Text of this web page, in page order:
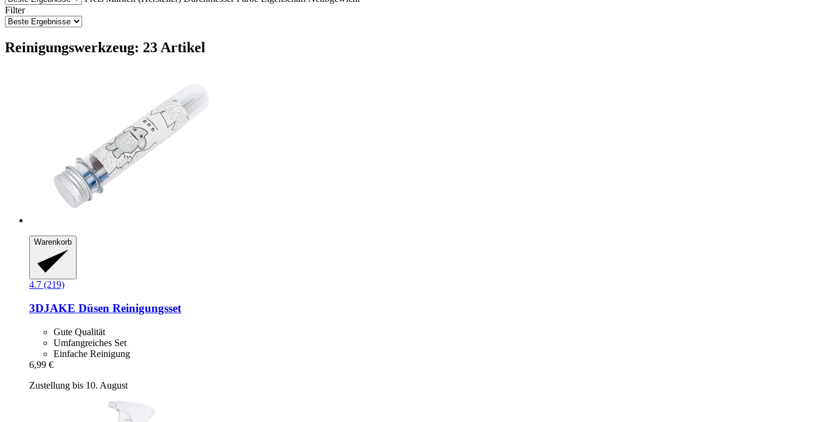
Filter
Reinigungswerkzeug: 23 Artikel
Warenkorb
4.7 (219)
3DJAKE Düsen Reinigungsset
Gute Qualität
Umfangreiches Set
Einfache Reinigung
6,99 €
Zustellung bis 10. August